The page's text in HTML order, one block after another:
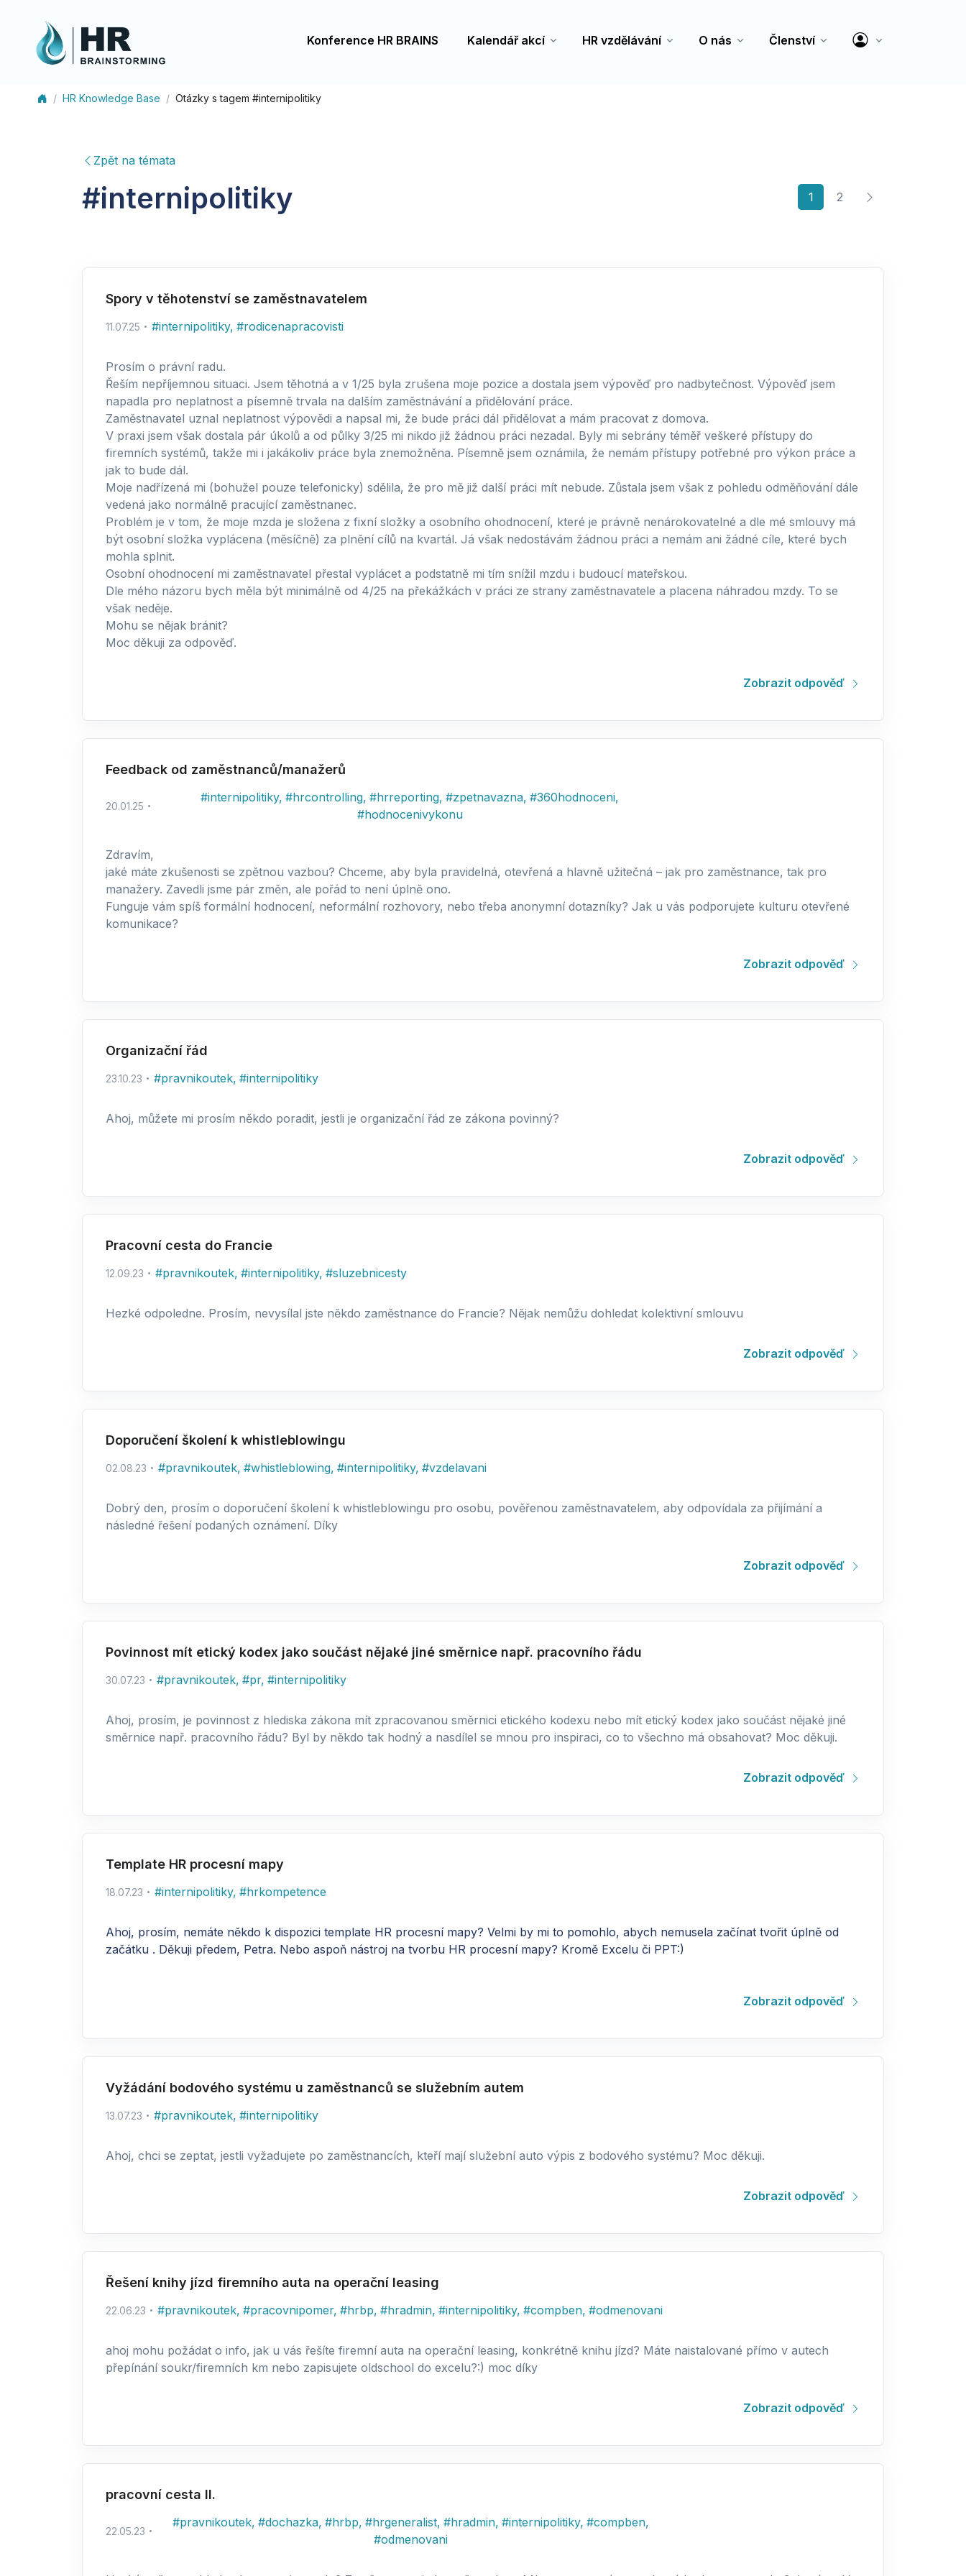
Konference HR BRAINS Kalendář akcí HR vzdělávání O nás Členství
HR Knowledge Base Otázky s tagem #internipolitiky
Zpět na témata
#internipolitiky 1(current)
2
Spory v těhotenství se zaměstnavatelem
11.07.25 #internipolitiky, #rodicenapracovisti
Prosím o právní radu.
Řeším nepříjemnou situaci. Jsem těhotná a v 1/25 byla zrušena moje pozice a dostala jsem výpověď pro nadbytečnost. Výpověď jsem
napadla pro neplatnost a písemně trvala na dalším zaměstnávání a přidělování práce.
Zaměstnavatel uznal neplatnost výpovědi a napsal mi, že bude práci dál přidělovat a mám pracovat z domova.
V praxi jsem však dostala pár úkolů a od půlky 3/25 mi nikdo již žádnou práci nezadal. Byly mi sebrány téměř veškeré přístupy do
firemních systémů, takže mi i jakákoliv práce byla znemožněna. Písemně jsem oznámila, že nemám přístupy potřebné pro výkon práce a
jak to bude dál.
Moje nadřízená mi (bohužel pouze telefonicky) sdělila, že pro mě již další práci mít nebude. Zůstala jsem však z pohledu odměňování dále
vedená jako normálně pracující zaměstnanec.
Problém je v tom, že moje mzda je složena z fixní složky a osobního ohodnocení, které je právně nenárokovatelné a dle mé smlouvy má
být osobní složka vyplácena (měsíčně) za plnění cílů na kvartál. Já však nedostávám žádnou práci a nemám ani žádné cíle, které bych
mohla splnit.
Osobní ohodnocení mi zaměstnavatel přestal vyplácet a podstatně mi tím snížil mzdu i budoucí mateřskou.
Dle mého názoru bych měla být minimálně od 4/25 na překážkách v práci ze strany zaměstnavatele a placena náhradou mzdy. To se
však neděje.
Mohu se nějak bránit?
Moc děkuji za odpověď.
Zobrazit odpověď
Feedback od zaměstnanců/manažerů
20.01.25
#internipolitiky, #hrcontrolling, #hrreporting, #zpetnavazna, #360hodnoceni,
#hodnocenivykonu
Zdravím,
jaké máte zkušenosti se zpětnou vazbou? Chceme, aby byla pravidelná, otevřená a hlavně užitečná – jak pro zaměstnance, tak pro
manažery. Zavedli jsme pár změn, ale pořád to není úplně ono.
Funguje vám spíš formální hodnocení, neformální rozhovory, nebo třeba anonymní dotazníky? Jak u vás podporujete kulturu otevřené
komunikace?
Zobrazit odpověď
Organizační řád
23.10.23 #pravnikoutek, #internipolitiky
Ahoj, můžete mi prosím někdo poradit, jestli je organizační řád ze zákona povinný?
Zobrazit odpověď
Pracovní cesta do Francie
12.09.23 #pravnikoutek, #internipolitiky, #sluzebnicesty
Hezké odpoledne. Prosím, nevysílal jste někdo zaměstnance do Francie? Nějak nemůžu dohledat kolektivní smlouvu
Zobrazit odpověď
Doporučení školení k whistleblowingu
02.08.23 #pravnikoutek, #whistleblowing, #internipolitiky, #vzdelavani
Dobrý den, prosím o doporučení školení k whistleblowingu pro osobu, pověřenou zaměstnavatelem, aby odpovídala za přijímání a
následné řešení podaných oznámení. Díky
Zobrazit odpověď
Povinnost mít etický kodex jako součást nějaké jiné směrnice např. pracovního řádu
30.07.23 #pravnikoutek, #pr, #internipolitiky
Ahoj, prosím, je povinnost z hlediska zákona mít zpracovanou směrnici etického kodexu nebo mít etický kodex jako součást nějaké jiné
směrnice např. pracovního řádu? Byl by někdo tak hodný a nasdílel se mnou pro inspiraci, co to všechno má obsahovat? Moc děkuji.
Zobrazit odpověď
Template HR procesní mapy
18.07.23 #internipolitiky, #hrkompetence
Ahoj, prosím, nemáte někdo k dispozici template HR procesní mapy? Velmi by mi to pomohlo, abych nemusela začínat tvořit úplně od
začátku . Děkuji předem, Petra. Nebo aspoň nástroj na tvorbu HR procesní mapy? Kromě Excelu či PPT:)
Zobrazit odpověď
Vyžádání bodového systému u zaměstnanců se služebním autem
13.07.23 #pravnikoutek, #internipolitiky
Ahoj, chci se zeptat, jestli vyžadujete po zaměstnancích, kteří mají služební auto výpis z bodového systému? Moc děkuji.
Zobrazit odpověď
Řešení knihy jízd firemního auta na operační leasing
22.06.23 #pravnikoutek, #pracovnipomer, #hrbp, #hradmin, #internipolitiky, #compben, #odmenovani
ahoj mohu požádat o info, jak u vás řešíte firemní auta na operační leasing, konkrétně knihu jízd? Máte naistalované přímo v autech
přepínání soukr/firemních km nebo zapisujete oldschool do excelu?:) moc díky
Zobrazit odpověď
pracovní cesta II.
22.05.23
#pravnikoutek, #dochazka, #hrbp, #hrgeneralist, #hradmin, #internipolitiky, #compben,
#odmenovani